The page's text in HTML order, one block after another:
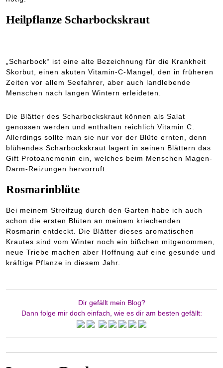
Heilpflanze Scharbockskraut
„Scharbock“ ist eine alte Bezeichnung für die Krankheit
Skorbut, einen akuten Vitamin-C-Mangel, den in früheren
Zeiten vor allem Seefahrer, aber auch landlebende
Menschen nach langen Wintern erleideten.
Die Blätter des Scharbockskraut können als Salat
genossen werden und enthalten reichlich Vitamin C.
Allerdings sollte man sie nur vor der Blüte ernten, denn
blühendes Scharbockskraut lagert in seinen Blättern das
Gift Protoanemonin ein, welches beim Menschen Magen-
Darm-Reizungen hervorruft.
Rosmarinblüte
Bei meinem Streifzug durch den Garten habe ich auch
schon die ersten Blüten an meinem kriechenden
Rosmarin entdeckt. Die Blätter dieses aromatischen
Krautes sind vom Winter noch ein bißchen mitgenommen,
neue Triebe machen aber Hoffnung auf eine gesunde und
kräftige Pflanze in diesem Jahr.
Dir gefällt mein Blog?
Dann folge mir doch einfach, wie es dir am besten gefällt: